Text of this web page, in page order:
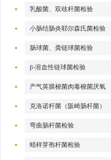
乳酸菌、双歧杆菌检验
小肠结肠炎耶尔森氏菌检验
肠球菌、粪链球菌检验
β-溶血性链球菌检验
产气荚膜梭菌肉毒梭菌厌氧
克洛诺杆菌（阪崎肠杆菌）
弯曲肠杆菌检验
蜡样芽孢杆菌检验